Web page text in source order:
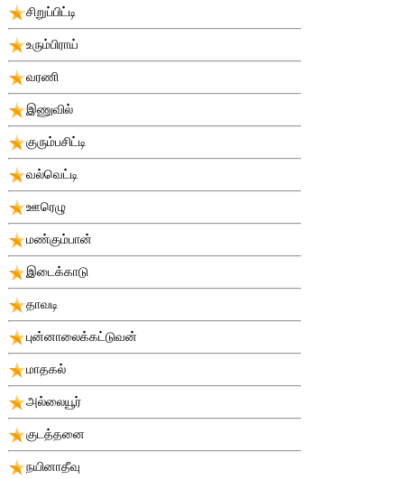
சிறுப்பிட்டி
உரும்பிராய்
வரணி
இணுவில்
குரும்பசிட்டி
வல்வெட்டி
ஊரெழு
மண்கும்பான்
இடைக்காடு
தாவடி
புன்னாலைக்கட்டுவன்
மாதகல்
அல்லையூர்
குடத்தனை
நயினாதீவு